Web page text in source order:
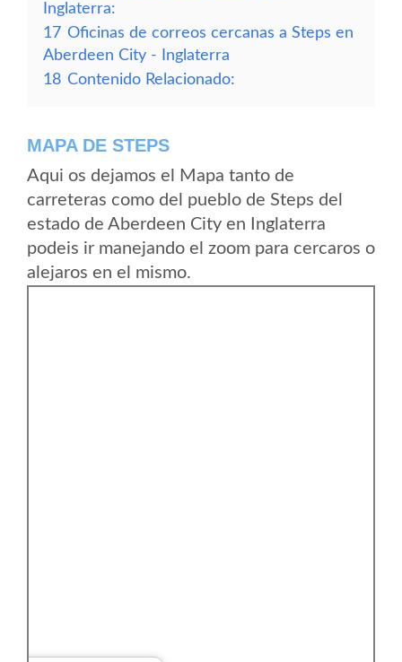
Inglaterra:
17 Oficinas de correos cercanas a Steps en
Aberdeen City - Inglaterra
18 Contenido Relacionado:
MAPA DE STEPS
Aqui os dejamos el Mapa tanto de
carreteras como del pueblo de Steps del
estado de Aberdeen City en Inglaterra
podeis ir manejando el zoom para cercaros o
alejaros en el mismo.